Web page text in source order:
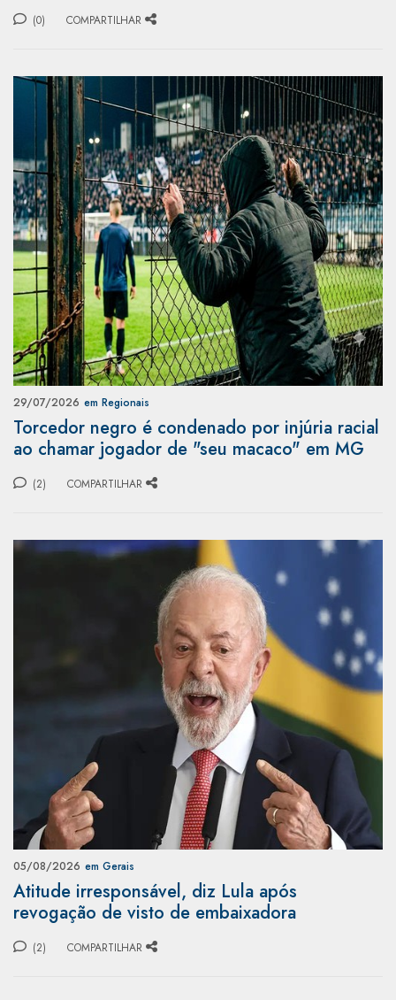
(0) COMPARTILHAR
29/07/2026 em Regionais
Torcedor negro é condenado por injúria racial
ao chamar jogador de "seu macaco" em MG
(2) COMPARTILHAR
05/08/2026 em Gerais
Atitude irresponsável, diz Lula após
revogação de visto de embaixadora
(2) COMPARTILHAR